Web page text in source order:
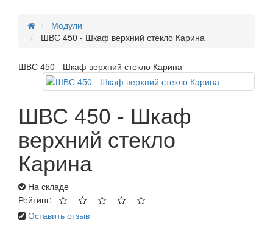
Модули
ШВС 450 - Шкаф верхний стекло Карина
ШВС 450 - Шкаф верхний стекло Карина
ШВС 450 - Шкаф
верхний стекло
Карина
На складе
Рейтинг:
Оставить отзыв